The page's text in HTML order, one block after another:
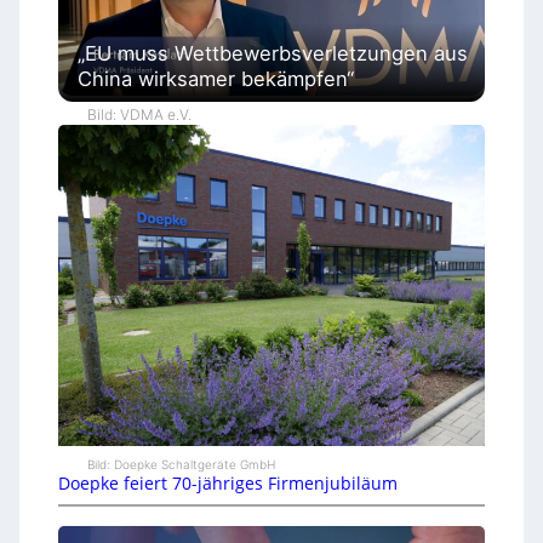
„EU muss Wettbewerbsverletzungen aus
China wirksamer bekämpfen“
Bild: VDMA e.V.
Bild: Doepke Schaltgeräte GmbH
Doepke feiert 70-jähriges Firmenjubiläum